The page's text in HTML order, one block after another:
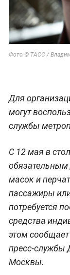
Фото © ТАСС /
Для
могут
службы
С 12 мая в
обязательным
масок и
пассажиры
потребуется
средства
этом
пресс-службы
Москвы.